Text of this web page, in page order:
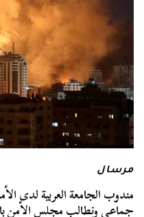
مرسال
مندوب الجامعة العربية لدى
جماعي ونطالب مجلس الأمن